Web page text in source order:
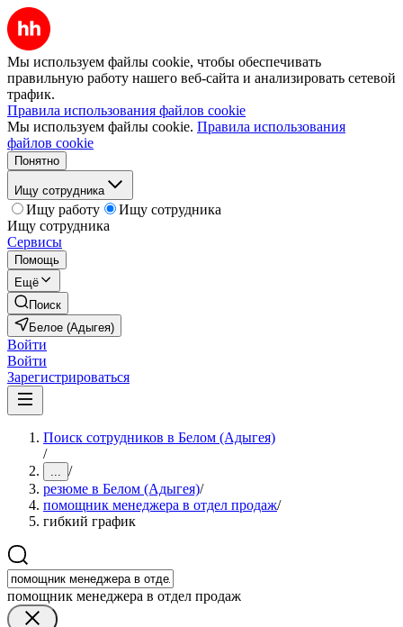
Мы используем файлы cookie, чтобы обеспечивать
правильную работу нашего веб-сайта и анализировать сетевой
трафик.
Правила использования файлов cookie
Мы используем файлы cookie. Правила использования
файлов cookie
Понятно
Ищу сотрудника
Ищу работу
Ищу сотрудника
Ищу сотрудника
Сервисы
Помощь
Ещё
Поиск
Белое (Адыгея)
Войти
Войти
Зарегистрироваться
Поиск сотрудников в Белом (Адыгея)
/
... /
резюме в Белом (Адыгея)/
помощник менеджера в отдел продаж/
гибкий график
помощник менеджера в отдел продаж